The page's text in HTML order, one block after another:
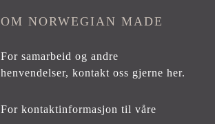
OM NORWEGIAN MADE
For samarbeid og andre
henvendelser,kontakt oss gjerne her.
For kontaktinformasjon til våre